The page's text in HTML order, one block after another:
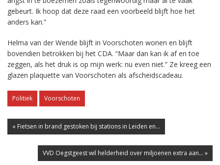
gebeurt. Ik hoop dat deze raad een voorbeeld blijft hoe het
anders kan.”
Helma van der Wende blijft in Voorschoten wonen en blijft
bovendien betrokken bij het CDA. “Maar dan kan ik af en toe
zeggen, als het druk is op mijn werk: nu even niet.” Ze kreeg een
glazen plaquette van Voorschoten als afscheidscadeau.
Politiek Voorschoten
« Fietsen in brand gestoken bij stations in Leiden en...
VVD Oegstgeest wil helderheid over miljoenen extra aan... »